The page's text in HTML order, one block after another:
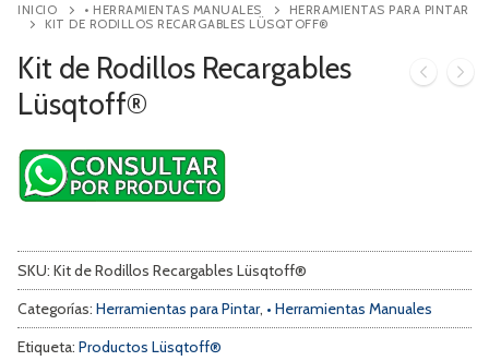
INICIO • HERRAMIENTAS MANUALES
HERRAMIENTAS PARA PINTAR
KIT DE RODILLOS RECARGABLES LÜSQTOFF®
Kit de Rodillos Recargables
Lüsqtoff®
SKU: Kit de Rodillos Recargables Lüsqtoff®
Categorías: Herramientas para Pintar, • Herramientas Manuales
Etiqueta: Productos Lüsqtoff®